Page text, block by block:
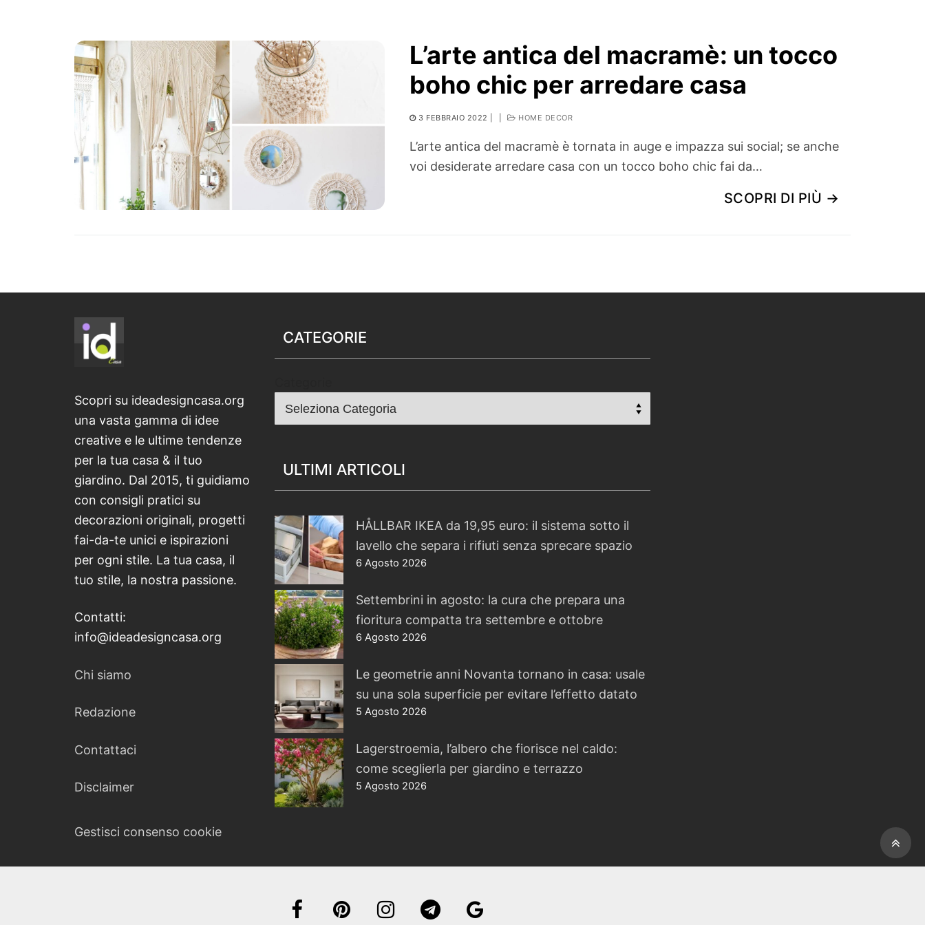
Ortaggio
Search for:
L’arte antica del macramè: un tocco
boho chic per arredare casa
3 FEBBRAIO 2022 HOME DECOR
L’arte antica del macramè è tornata in auge e impazza sui social; se anche
voi desiderate arredare casa con un tocco boho chic fai da…
SCOPRI DI PIÙ →
Scopri su ideadesigncasa.org
una vasta gamma di idee
creative e le ultime tendenze
per la tua casa & il tuo
giardino. Dal 2015, ti guidiamo
con consigli pratici su
decorazioni originali, progetti
fai-da-te unici e ispirazioni
per ogni stile. La tua casa, il
tuo stile, la nostra passione.
Contatti:
info@ideadesigncasa.org
Chi siamo
Redazione
Contattaci
Disclaimer
Gestisci consenso cookie
CATEGORIE
ULTIMI ARTICOLI
HÅLLBAR IKEA da 19,95 euro: il sistema sotto il
lavello che separa i rifiuti senza sprecare spazio
6 Agosto 2026
Settembrini in agosto: la cura che prepara una
fioritura compatta tra settembre e ottobre
6 Agosto 2026
Le geometrie anni Novanta tornano in casa: usale
su una sola superficie per evitare l’effetto datato
5 Agosto 2026
Lagerstroemia, l’albero che fiorisce nel caldo:
come sceglierla per giardino e terrazzo
5 Agosto 2026